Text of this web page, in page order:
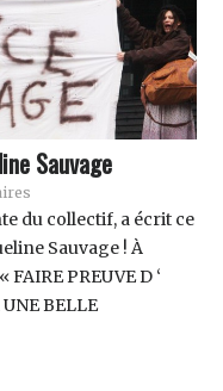
Sauvage
du collectif, a écrit ce
Sauvage ! À
PREUVE D ‘
BELLE